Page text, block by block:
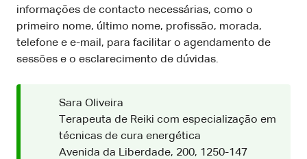
informações de contacto necessárias, como o
primeiro nome, último nome, profissão, morada,
telefone e e-mail, para facilitar o agendamento de
sessões e o esclarecimento de dúvidas.
Sara Oliveira
Terapeuta de Reiki com especialização em
técnicas de cura energética
Avenida da Liberdade, 200, 1250-147